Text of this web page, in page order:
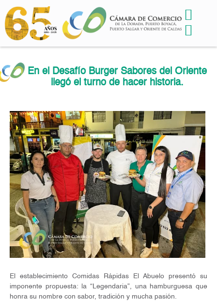
En el Desafío Burger Sabores del Oriente
llegó el turno de hacer historia.
El establecimiento Comidas Rápidas El Abuelo presentó su
imponente propuesta: la “Legendaria”, una hamburguesa que
honra su nombre con sabor, tradición y mucha pasión.